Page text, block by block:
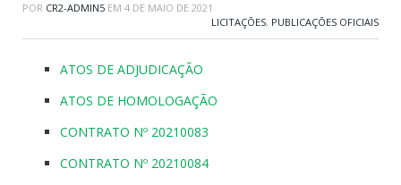
POR CR2-ADMIN5 EM 4 DE MAIO DE 2021
LICITAÇÕES, PUBLICAÇÕES OFICIAIS
ATOS DE ADJUDICAÇÃO
ATOS DE HOMOLOGAÇÃO
CONTRATO Nº 20210083
CONTRATO Nº 20210084